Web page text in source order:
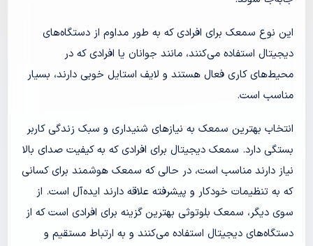
این نوع سمعک برای افرادی که به طور مداوم از دستگاه‌های
دیجیتال استفاده می‌کنند، مانند جوانان یا افرادی که در
محیط‌های کاری فعال هستند و لایف استایل خوبی دارند، بسیار
مناسب است.
انتخاب بهترین سمعک به نیازهای شنیداری و سبک زندگی کاربر
بستگی دارد. سمعک دیجیتال برای افرادی که به کیفیت صدای بالا
نیاز دارند مناسب است، در حالی که سمعک هوشمند برای کسانی
که به تنظیمات خودکار و پیشرفته علاقه دارند ایده‌آل است. از
سوی دیگر، سمعک بلوتوثی بهترین گزینه برای افرادی است که از
دستگاه‌های دیجیتال استفاده می‌کنند و به ارتباط مستقیم و